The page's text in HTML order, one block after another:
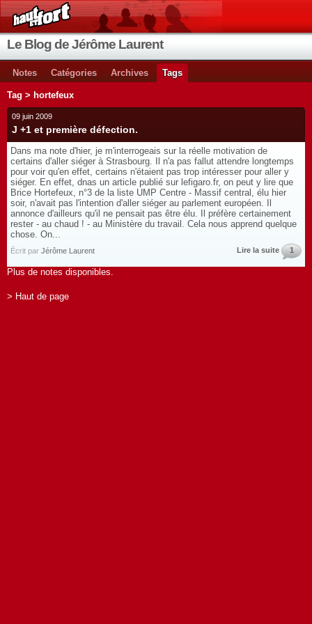
Le Blog de Jérôme Laurent
Notes Catégories Archives Tags
Tag > hortefeux
09 juin 2009
J +1 et première défection.
Dans ma note d'hier, je m'interrogeais sur la réelle motivation de
certains d'aller siéger à Strasbourg. Il n'a pas fallut attendre longtemps
pour voir qu'en effet, certains n'étaient pas trop intéresser pour aller y
siéger. En effet, dnas un article publié sur lefigaro.fr, on peut y lire que
Brice Hortefeux, n°3 de la liste UMP Centre - Massif central, élu hier
soir, n'avait pas l'intention d'aller siéger au parlement européen. Il
annonce d'ailleurs qu'il ne pensait pas être élu. Il préfère certainement
rester - au chaud ! - au Ministère du travail. Cela nous apprend quelque
chose. On...
Écrit par Jérôme Laurent Lire la suite 1
Plus de notes disponibles.
> Haut de page